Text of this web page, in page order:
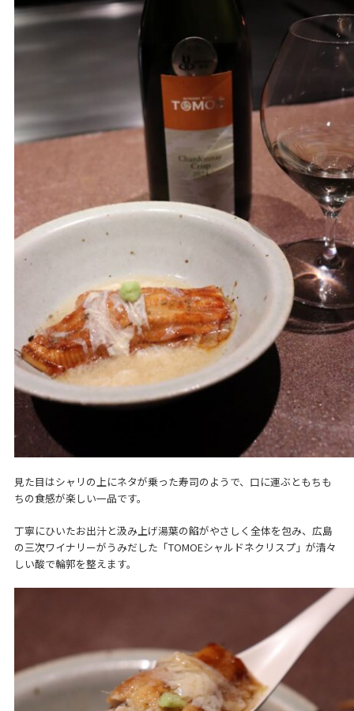
見た目はシャリの上にネタが乗った寿司のようで、口に運ぶともちも
ちの食感が楽しい一品です。
丁寧にひいたお出汁と汲み上げ湯葉の餡がやさしく全体を包み、広島
の三次ワイナリーがうみだした「TOMOEシャルドネクリスプ」が清々
しい酸で輪郭を整えます。